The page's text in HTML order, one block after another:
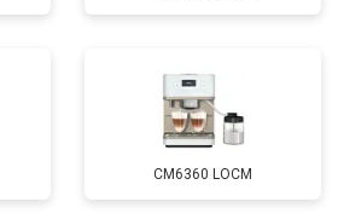
CM6360 LOCM